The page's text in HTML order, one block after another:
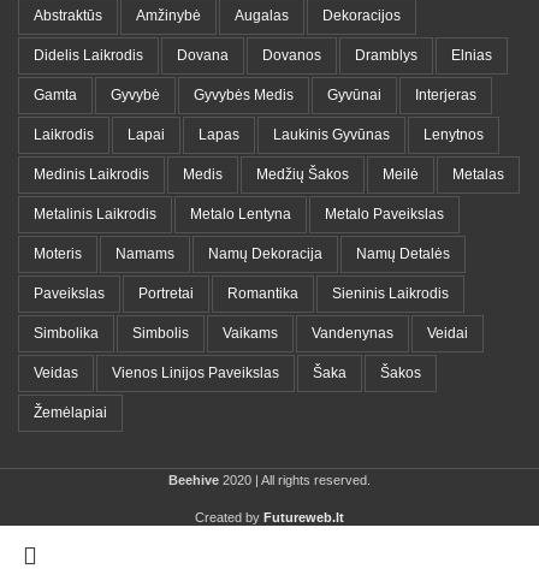
Abstraktūs Amžinybė Augalas Dekoracijos
Didelis Laikrodis Dovana Dovanos Dramblys Elnias
Gamta Gyvybė Gyvybės Medis Gyvūnai Interjeras
Laikrodis Lapai Lapas Laukinis Gyvūnas Lenytnos
Medinis Laikrodis Medis Medžių Šakos Meilė Metalas
Metalinis Laikrodis Metalo Lentyna Metalo Paveikslas
Moteris Namams Namų Dekoracija Namų Detalės
Paveikslas Portretai Romantika Sieninis Laikrodis
Simbolika Simbolis Vaikams Vandenynas Veidai
Veidas Vienos Linijos Paveikslas Šaka Šakos
Žemėlapiai
Beehive 2020 | All rights reserved.
Created by Futureweb.lt